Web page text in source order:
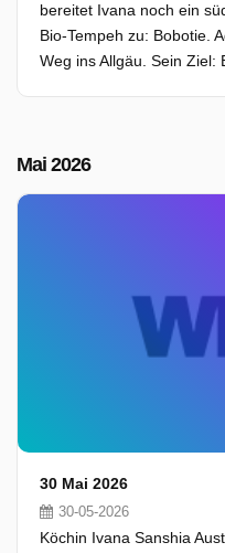
bereitet Ivana noch ein
Bio-Tempeh zu: Bobotie.
Weg ins Allgäu. Sein Ziel:
Mai 2026
30 Mai 2026
30-05-2026
Köchin Ivana Sanshia